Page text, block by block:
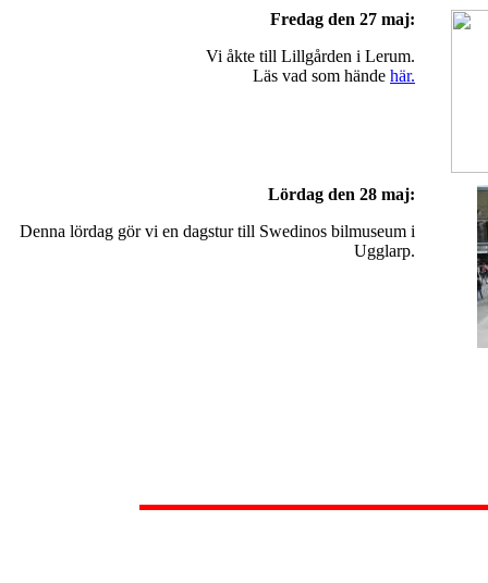
Fredag den 27 maj:
Vi åkte till Lillgården i Lerum.
Läs vad som hände här.
Lördag den 28 maj:
Denna lördag gör vi en dagstur till Swedinos bilmuseum i
Ugglarp.